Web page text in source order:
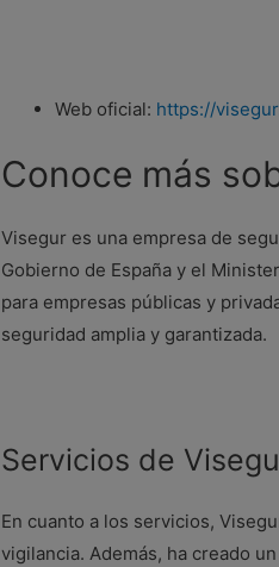
Web oficial: https://
Conoce más
Visegur es una empresa de
Gobierno de España y el
para empresas públicas y
seguridad amplia y garantizada.
Servicios de
En cuanto a los servicios,
vigilancia. Además, ha creado